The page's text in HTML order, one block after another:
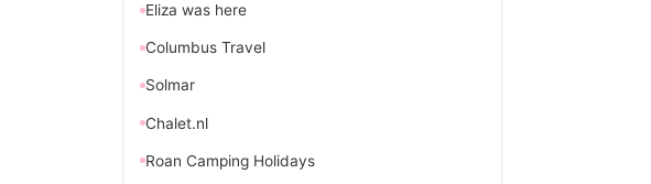
Eliza was here
Columbus Travel
Solmar
Chalet.nl
Roan Camping Holidays